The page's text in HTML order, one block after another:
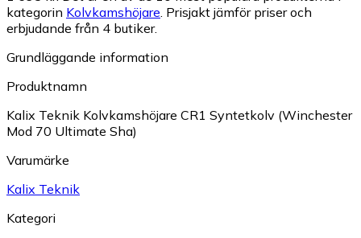
kategorin Kolvkamshöjare. Prisjakt jämför priser och
erbjudande från 4 butiker.
Grundläggande information
Produktnamn
Kalix Teknik Kolvkamshöjare CR1 Syntetkolv (Winchester
Mod 70 Ultimate Sha)
Varumärke
Kalix Teknik
Kategori